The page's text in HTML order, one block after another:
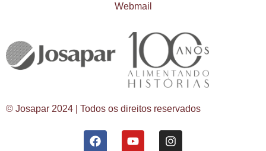
Webmail
© Josapar 2024 | Todos os direitos reservados